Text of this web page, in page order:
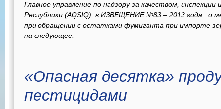
Главное управление по надзору за качеством,
Республики (AQSIQ), в ИЗВЕЩЕНИЕ №83 – 2013 года, о
при обращении с остатками фумиганта при импорте
на следующее.
«Опасная десятка»
пестицидами